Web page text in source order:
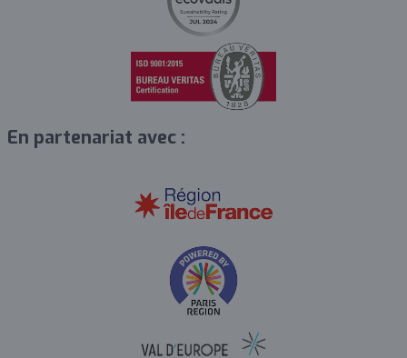
En partenariat avec :